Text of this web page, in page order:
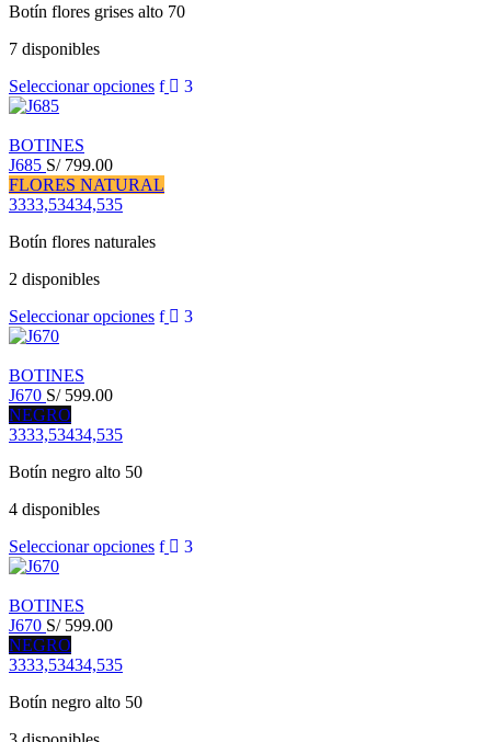
Botín flores grises alto 70
7 disponibles
Seleccionar opciones
BOTINES
J685 S/799.00
FLORES NATURAL
3333,53434,535
Botín flores naturales
2 disponibles
Seleccionar opciones
BOTINES
J670 S/599.00
NEGRO
3333,53434,535
Botín negro alto 50
4 disponibles
Seleccionar opciones
BOTINES
J670 S/599.00
NEGRO
3333,53434,535
Botín negro alto 50